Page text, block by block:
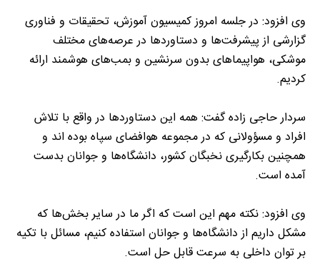
وی افزود: در جلسه امروز کمیسیون آموزش، تحقیقات و فناوری
گزارشی از پیشرفت‌ها و دستاورد‌ها در عرصه‌های مختلف
موشکی، هواپیما‌های بدون سرنشین و بمب‌های هوشمند ارائه
کردیم.
سردار حاجی زاده گفت: همه این دستاورد‌ها در واقع با تلاش
افراد و مسؤولانی که در مجموعه هوافضای سپاه بوده اند و
همچنین بکارگیری نخبگان کشور، دانشگاه‌ها و جوانان بدست
آمده است.
وی افزود: نکته مهم این است که اگر ما در سایر بخش‌ها که
مشکل داریم از دانشگاه‌ها و جوانان استفاده کنیم، مسائل با تکیه
بر توان داخلی به سرعت قابل حل است.